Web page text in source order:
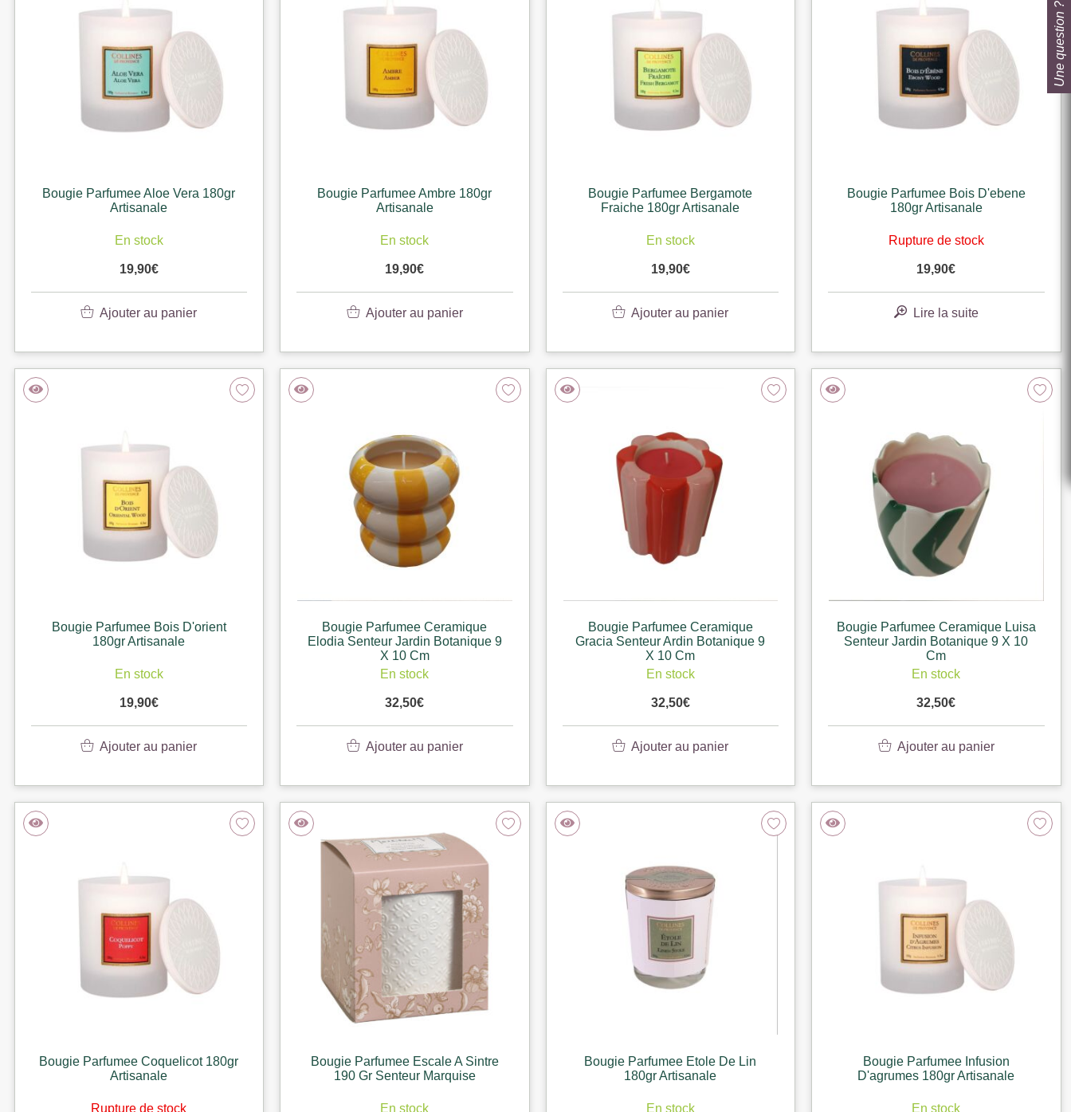
Bougie Parfumee Aloe Vera 180gr
Artisanale
En stock
19,90€
Ajouter au panier
Bougie Parfumee Ambre 180gr
Artisanale
En stock
19,90€
Ajouter au panier
Bougie Parfumee Bergamote
Fraiche 180gr Artisanale
En stock
19,90€
Ajouter au panier
Bougie Parfumee Bois D'ebene
180gr Artisanale
Rupture de stock
19,90€
Lire la suite
Bougie Parfumee Bois D'orient
180gr Artisanale
En stock
19,90€
Ajouter au panier
Bougie Parfumee Ceramique
Elodia Senteur Jardin Botanique 9
X 10 Cm
En stock
32,50€
Ajouter au panier
Bougie Parfumee Ceramique
Gracia Senteur Ardin Botanique 9
X 10 Cm
En stock
32,50€
Ajouter au panier
Bougie Parfumee Ceramique Luisa
Senteur Jardin Botanique 9 X 10
Cm
En stock
32,50€
Ajouter au panier
Bougie Parfumee Coquelicot 180gr
Artisanale
Rupture de stock
Bougie Parfumee Escale A Sintre
190 Gr Senteur Marquise
En stock
Bougie Parfumee Etole De Lin
180gr Artisanale
En stock
Bougie Parfumee Infusion
D'agrumes 180gr Artisanale
En stock
Une question ?